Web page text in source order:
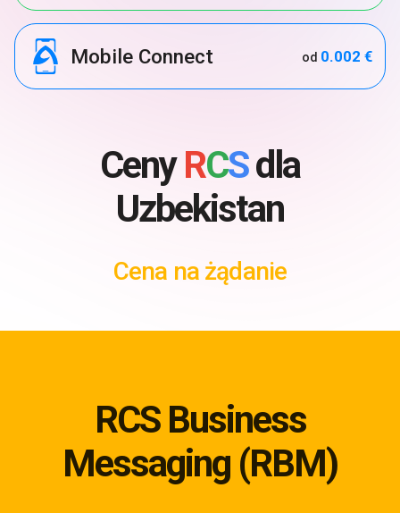
Mobile Connect od 0.002 €
CenyRCSdla
Uzbekistan
Cena na żądanie
RCS Business
Messaging (RBM)